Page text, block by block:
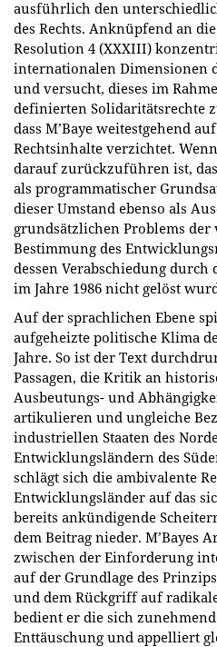
ausführlich den
des Rechts. Anknüpfend an
Resolution 4 (XXXIII)
internationalen Dimensionen
und versucht, dieses im
definierten Solidaritätsrechte
dass M’Baye weitestgehend
Rechtsinhalte verzichtet.
darauf zurückzuführen ist,
als programmatischer
dieser Umstand ebenso als
grundsätzlichen Problems
Bestimmung des
dessen Verabschiedung
im Jahre 1986 nicht gelöst
Auf der sprachlichen Ebene
aufgeheizte politische Klima
Jahre. So ist der Text
Passagen, die Kritik an
Ausbeutungs- und
artikulieren und ungleiche
industriellen Staaten des
Entwicklungsländern des
schlägt sich die ambivalente
Entwicklungsländer auf das
bereits ankündigende
dem Beitrag nieder. M’Bayes
zwischen der Einforderung
auf der Grundlage des
und dem Rückgriff auf
bedient er die sich
Enttäuschung und appelliert